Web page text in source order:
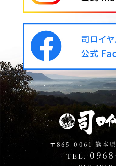
〒865-0061 熊本
TEL.